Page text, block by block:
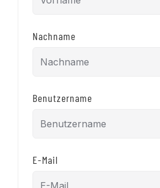
Nachname
Benutzername
E-Mail